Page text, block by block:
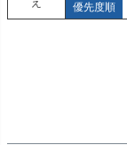
え 優先度順